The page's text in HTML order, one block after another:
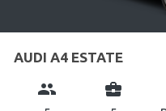
AUDI A4 ESTATE
group business_center